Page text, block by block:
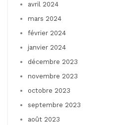
avril 2024
mars 2024
février 2024
janvier 2024
décembre 2023
novembre 2023
octobre 2023
septembre 2023
août 2023